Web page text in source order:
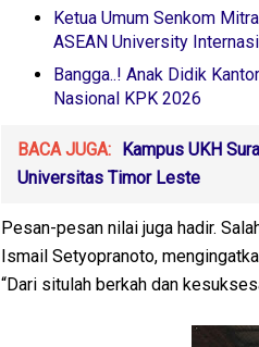
Ketua Umum Senkom
ASEAN University
Bangga..! Anak Didik
Nasional KPK 2026
BACA JUGA: Kampus UKH
Universitas Timor Leste
Pesan-pesan nilai juga hadir.
Ismail Setyopranoto,
“Dari situlah berkah dan